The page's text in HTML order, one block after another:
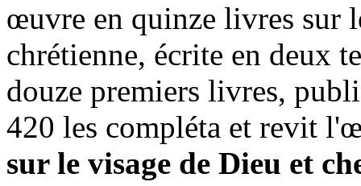
œuvre en quinze livres sur
chrétienne, écrite en deux
douze premiers livres,
420 les compléta et revit
sur le visage de Dieu et